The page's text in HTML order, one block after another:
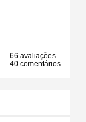
66 avaliações
40 comentários